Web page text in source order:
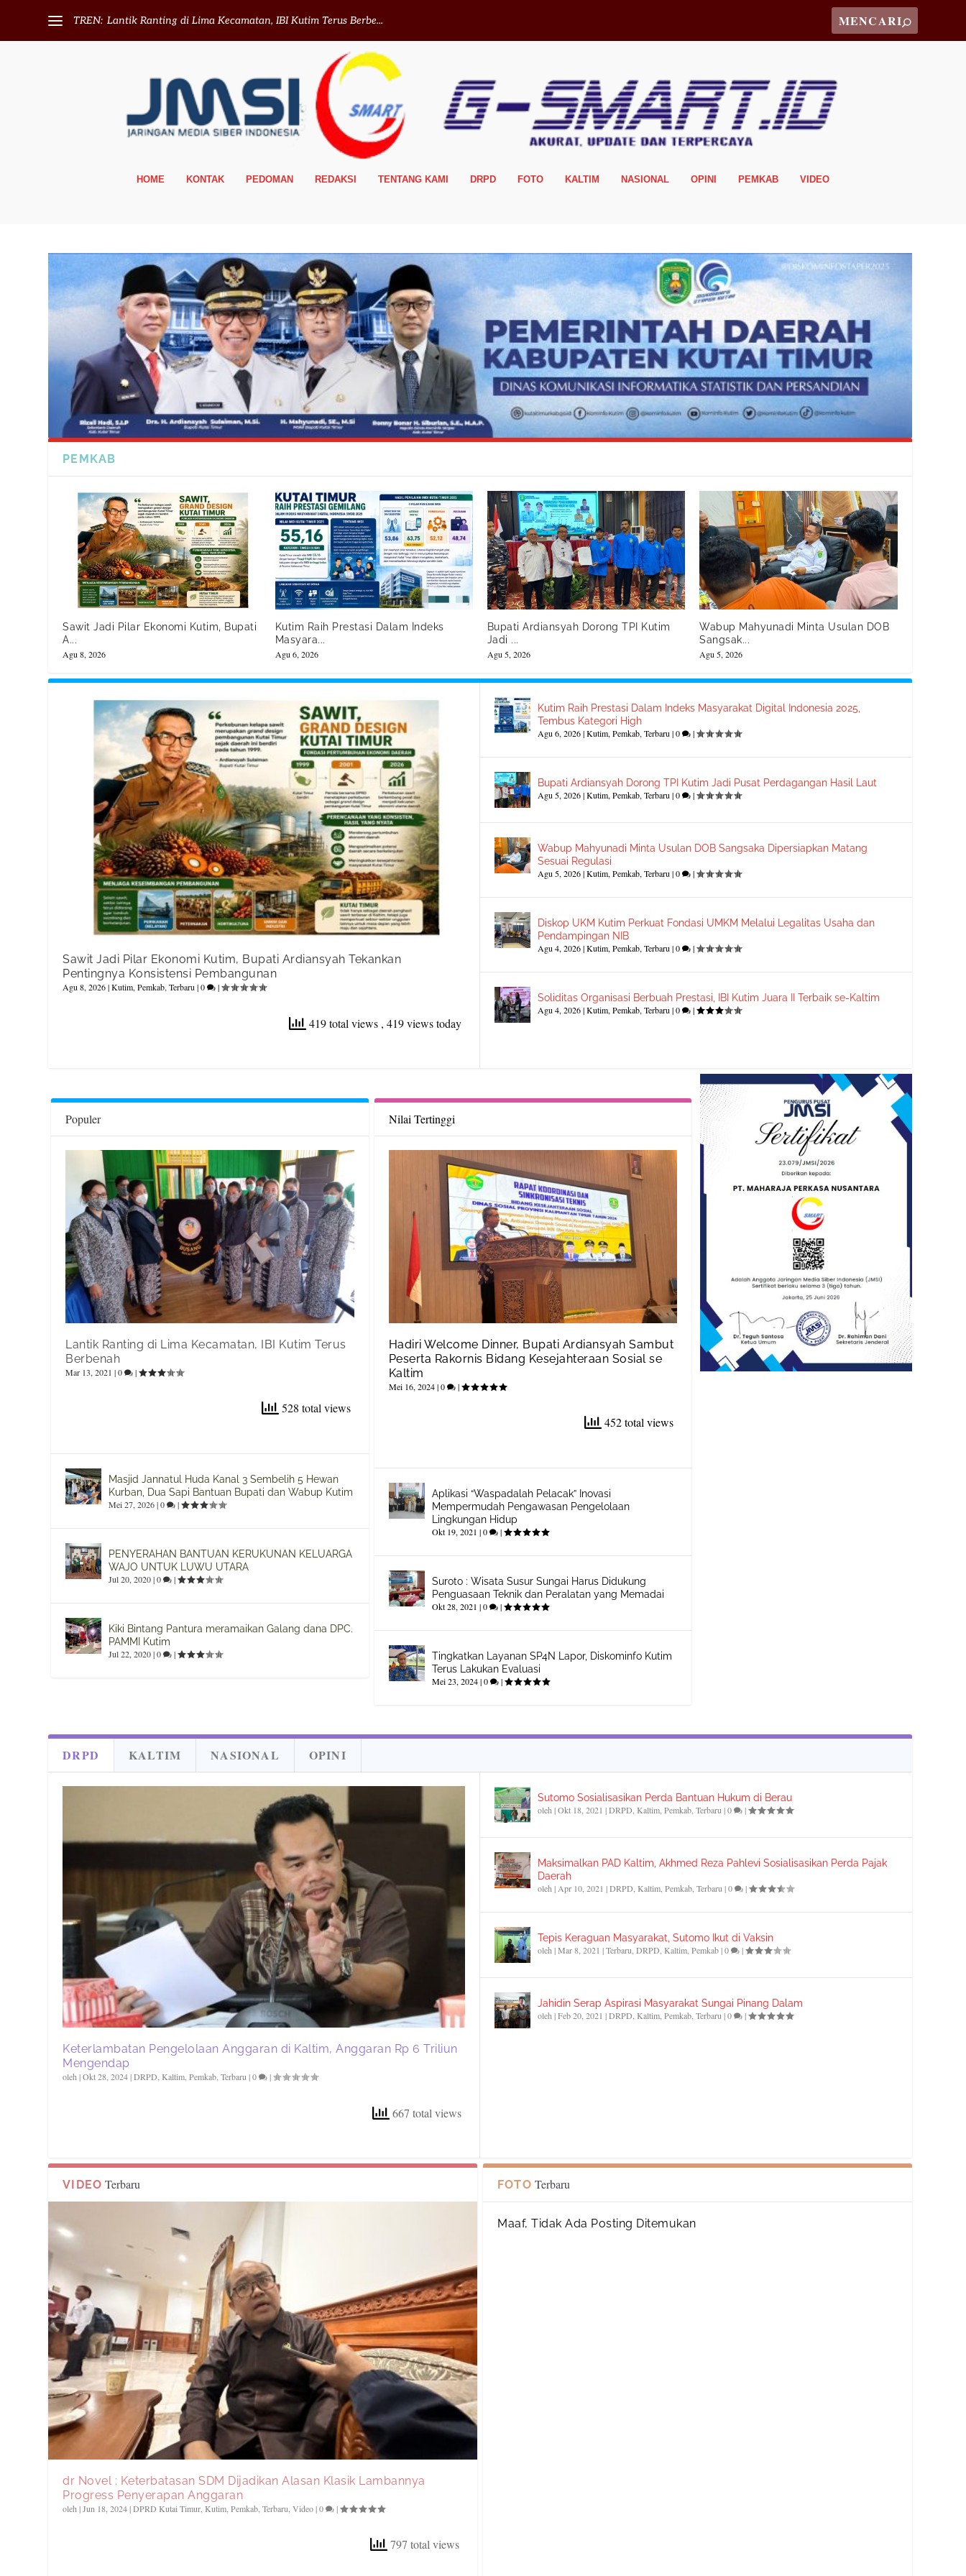
TREN: Lantik Ranting di Lima Kecamatan, IBI Kutim Terus Berbe...
HOME KONTAK PEDOMAN REDAKSI TENTANG KAMI DRPD FOTO KALTIM NASIONAL OPINI PEMKAB VIDEO
PEMKAB
Sawit Jadi Pilar Ekonomi Kutim, Bupati
A...
Agu 8, 2026
Kutim Raih Prestasi Dalam Indeks
Masyara...
Agu 6, 2026
Bupati Ardiansyah Dorong TPI Kutim
Jadi ...
Agu 5, 2026
Wabup Mahyunadi Minta Usulan DOB
Sangsak...
Agu 5, 2026
Sawit Jadi Pilar Ekonomi Kutim, Bupati Ardiansyah Tekankan
Pentingnya Konsistensi Pembangunan
Agu 8, 2026|Kutim,Pemkab,Terbaru |0 |
419 total views , 419 views today
Kutim Raih Prestasi Dalam Indeks Masyarakat Digital Indonesia 2025,
Tembus Kategori High
Agu 6, 2026|Kutim, Pemkab, Terbaru |0 |
Bupati Ardiansyah Dorong TPI Kutim Jadi Pusat Perdagangan Hasil Laut
Agu 5, 2026|Kutim, Pemkab, Terbaru |0 |
Wabup Mahyunadi Minta Usulan DOB Sangsaka Dipersiapkan Matang
Sesuai Regulasi
Agu 5, 2026|Kutim, Pemkab, Terbaru |0 |
Diskop UKM Kutim Perkuat Fondasi UMKM Melalui Legalitas Usaha dan
Pendampingan NIB
Agu 4, 2026|Kutim, Pemkab, Terbaru |0 |
Soliditas Organisasi Berbuah Prestasi, IBI Kutim Juara II Terbaik se-Kaltim
Agu 4, 2026|Kutim, Pemkab, Terbaru |0 |
Populer
Lantik Ranting di Lima Kecamatan, IBI Kutim Terus
Berbenah
Mar 13, 2021 |0 |
528 total views
Masjid Jannatul Huda Kanal 3 Sembelih 5 Hewan
Kurban, Dua Sapi Bantuan Bupati dan Wabup Kutim
Mei 27, 2026|0 |
PENYERAHAN BANTUAN KERUKUNAN KELUARGA
WAJO UNTUK LUWU UTARA
Jul 20, 2020|0 |
Kiki Bintang Pantura meramaikan Galang dana DPC.
PAMMI Kutim
Jul 22, 2020|0 |
Nilai Tertinggi
Hadiri Welcome Dinner, Bupati Ardiansyah Sambut
Peserta Rakornis Bidang Kesejahteraan Sosial se
Kaltim
Mei 16, 2024|0 |
452 total views
Aplikasi “Waspadalah Pelacak” Inovasi
Mempermudah Pengawasan Pengelolaan
Lingkungan Hidup
Okt 19, 2021 |0 |
Suroto : Wisata Susur Sungai Harus Didukung
Penguasaan Teknik dan Peralatan yang Memadai
Okt 28, 2021 |0 |
Tingkatkan Layanan SP4N Lapor, Diskominfo Kutim
Terus Lakukan Evaluasi
Mei 23, 2024|0 |
DRPD KALTIM NASIONAL OPINI
Keterlambatan Pengelolaan Anggaran di Kaltim, Anggaran Rp 6 Triliun
Mengendap
oleh|Okt 28, 2024|DRPD,Kaltim,Pemkab,Terbaru|0 |
667 total views
Sutomo Sosialisasikan Perda Bantuan Hukum di Berau
oleh|Okt 18, 2021 |DRPD,Kaltim,Pemkab,Terbaru|0 |
Maksimalkan PAD Kaltim, Akhmed Reza Pahlevi Sosialisasikan Perda Pajak
Daerah
oleh|Apr 10, 2021 |DRPD,Kaltim,Pemkab,Terbaru|0 |
Tepis Keraguan Masyarakat, Sutomo Ikut di Vaksin
oleh|Mar 8, 2021 |Terbaru,DRPD,Kaltim,Pemkab|0 |
Jahidin Serap Aspirasi Masyarakat Sungai Pinang Dalam
oleh|Feb 20, 2021 |DRPD,Kaltim,Pemkab,Terbaru|0 |
VIDEO Terbaru
dr Novel : Keterbatasan SDM Dijadikan Alasan Klasik Lambannya
Progress Penyerapan Anggaran
oleh|Jun 18, 2024|DPRD Kutai Timur ,Kutim ,Pemkab ,Terbaru ,Video|0 |
797 total views
FOTO Terbaru
Maaf, Tidak Ada Posting Ditemukan